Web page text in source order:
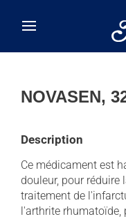
NOVASEN,
Description
Ce médicament est
douleur, pour réduire
traitement de
l'arthrite rhumatoïde,